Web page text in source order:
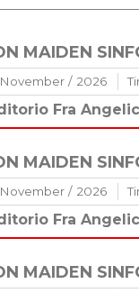
November / 2026
November / 2026